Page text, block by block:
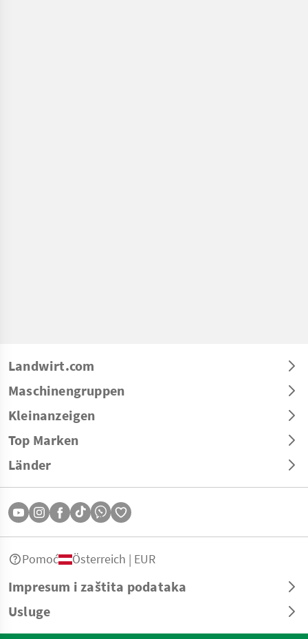
Landwirt.com
Maschinengruppen
Kleinanzeigen
Top Marken
Länder
Impresum i zaštita podataka
Usluge
Pomoć Österreich | EUR